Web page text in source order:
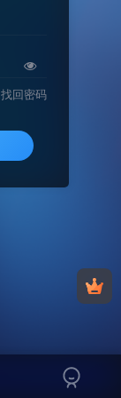
找回密码